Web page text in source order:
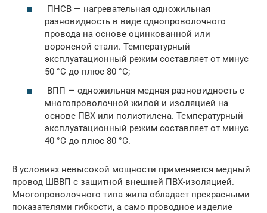
ПHCB — нагревательная одножильная
разновидность в виде однопроволочного
провода на основе оцинкованной или
вороненой стали. Температурный
эксплуатационный режим составляет от минус
50 °C до плюс 80 °C;
ВПП — одножильная медная разновидность с
многопроволочной жилой и изоляцией на
основе ПBX или полиэтилена. Температурный
эксплуатационный режим составляет от минус
40 °C до плюс 80 °C.
В условиях невысокой мощности применяется медный
провод ШBBП с защитной внешней ПBX-изоляцией.
Многопроволочного типа жила обладает прекрасными
показателями гибкости, а само проводное изделие